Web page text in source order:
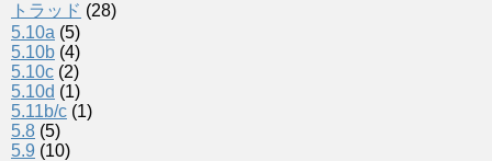
トラッド (28)
5.10a (5)
5.10b (4)
5.10c (2)
5.10d (1)
5.11b/c (1)
5.8 (5)
5.9 (10)